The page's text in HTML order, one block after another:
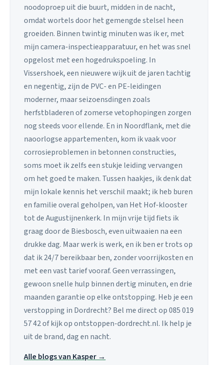
noodoproep uit die buurt, midden in de nacht,
omdat wortels door het gemengde stelsel heen
groeiden. Binnen twintig minuten was ik er, met
mijn camera-inspectieapparatuur, en het was snel
opgelost met een hogedrukspoeling. In
Vissershoek, een nieuwere wijk uit de jaren tachtig
en negentig, zijn de PVC- en PE-leidingen
moderner, maar seizoensdingen zoals
herfstbladeren of zomerse vetophopingen zorgen
nog steeds voor ellende. En in Noordflank, met die
naoorlogse appartementen, kom ik vaak voor
corrosieproblemen in betonnen constructies,
soms moet ik zelfs een stukje leiding vervangen
om het goed te maken. Tussen haakjes, ik denk dat
mijn lokale kennis het verschil maakt; ik heb buren
en familie overal geholpen, van Het Hof-klooster
tot de Augustijnenkerk. In mijn vrije tijd fiets ik
graag door de Biesbosch, even uitwaaien na een
drukke dag. Maar werk is werk, en ik ben er trots op
dat ik 24/7 bereikbaar ben, zonder voorrijkosten en
met een vast tarief vooraf. Geen verrassingen,
gewoon snelle hulp binnen dertig minuten, en drie
maanden garantie op elke ontstopping. Heb je een
verstopping in Dordrecht? Bel me direct op 085 019
57 42 of kijk op ontstoppen-dordrecht.nl. Ik help je
uit de brand, dag en nacht.
Alle blogs van Kasper →